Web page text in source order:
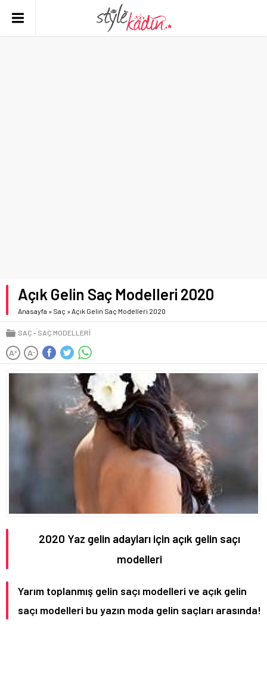
Açık Gelin Saç Modelleri 2020
Anasayfa » Saç »Açık Gelin Saç Modelleri 2020
SAÇ SAÇ MODELLERI
A+ A-
2020 Yaz gelin adayları için açık gelin saçı
modelleri
Yarım toplanmış gelin saçı modelleri ve açık gelin
saçı modelleri bu yazın moda gelin saçları arasında!